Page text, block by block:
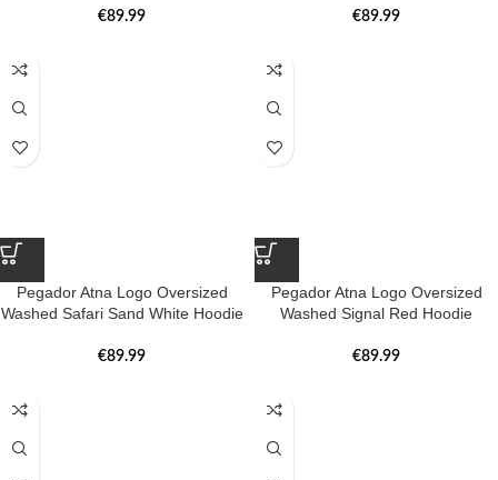
€89.99 €89.99
Pegador Atna Logo Oversized
Washed Safari Sand White Hoodie
€89.99
Pegador Atna Logo Oversized
Washed Signal Red Hoodie
€89.99